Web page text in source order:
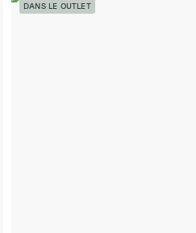
DANS LE OUTLET